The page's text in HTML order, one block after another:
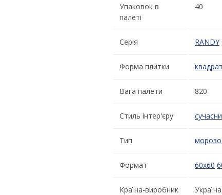
Упаковок в
палеті
40
Серія RANDY
Форма плитки квадрат
Вага палети 820
Стиль інтер'єру
Тип
Формат 60x60
Країна-виробник Україна